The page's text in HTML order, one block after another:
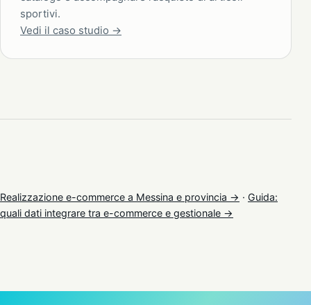
sportivi.
Vedi il caso studio →
Realizzazione e-commerce a Messina e provincia → · Guida:
quali dati integrare tra e-commerce e gestionale →